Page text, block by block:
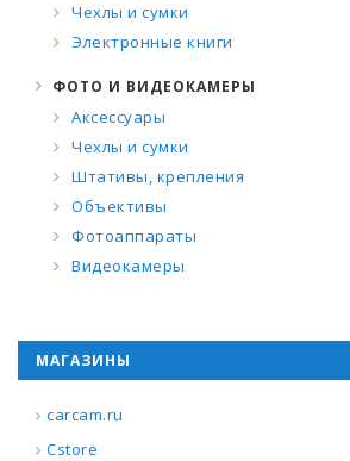
Чехлы и сумки
Электронные книги
ФОТО И ВИДЕОКАМЕРЫ
Аксессуары
Чехлы и сумки
Штативы, крепления
Объективы
Фотоаппараты
Видеокамеры
МАГАЗИНЫ
carcam.ru
Cstore